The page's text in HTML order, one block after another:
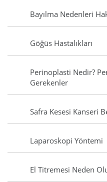
Bayılma Nedenleri
Göğüs Hastalıkları
Perinoplasti Nedir?
Gerekenler
Safra Kesesi Kanseri
Laparoskopi Yöntemi
El Titremesi Neden